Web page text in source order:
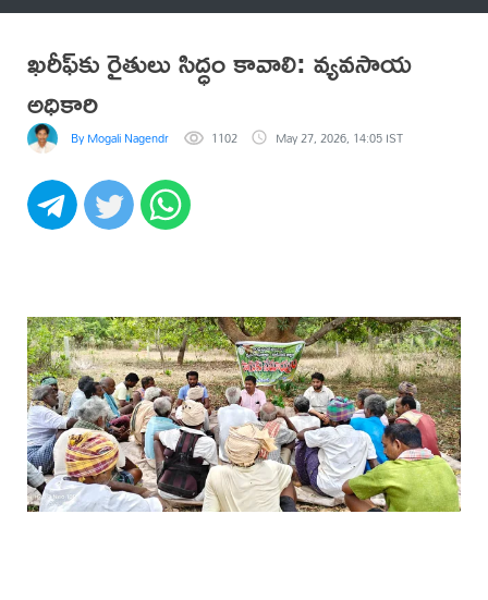
ఖరీఫ్‌కు రైతులు సిద్ధం కావాలి: వ్యవసాయ
అధికారి
By Mogali Nagendra 1102 May 27, 2026, 14:05 IST